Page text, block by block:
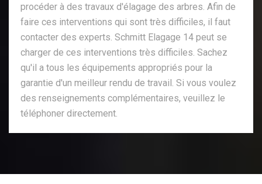
procéder à des travaux d'élagage des arbres. Afin de
faire ces interventions qui sont très difficiles, il faut
contacter des experts. Schmitt Elagage 14 peut se
charger de ces interventions très difficiles. Sachez
qu'il a tous les équipements appropriés pour la
garantie d'un meilleur rendu de travail. Si vous voulez
des renseignements complémentaires, veuillez le
téléphoner directement.